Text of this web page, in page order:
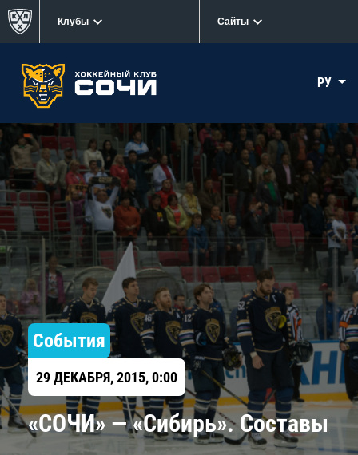
Клубы Сайты
РУ
События
29 ДЕКАБРЯ, 2015, 0:00
«СОЧИ» — «Сибирь». Составы